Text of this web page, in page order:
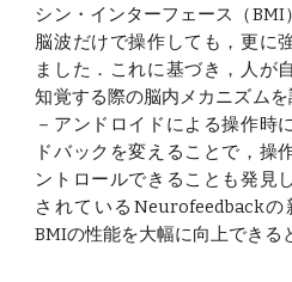
シン・インターフェース（
脳波だけで操作しても，更に
ました．これに基づき，人が
知覚する際の脳内メカニズム
－アンドロイドによる操作時
ドバックを変えることで，操
ントロールできることも発見
されているNeurofeedback
BMIの性能を大幅に向上できる